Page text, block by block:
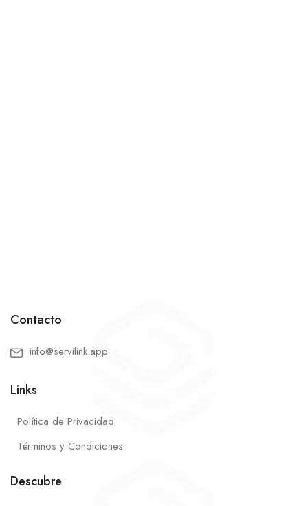
Contacto
info@servilink.app
Links
Política de Privacidad
Términos y Condiciones
Descubre